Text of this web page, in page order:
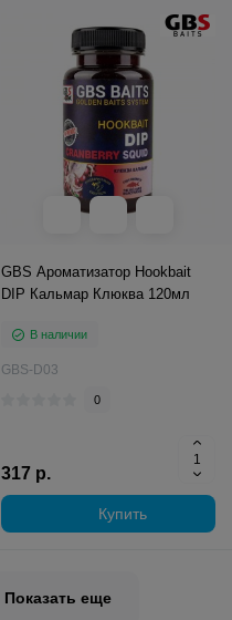
GBS Ароматизатор Hookbait
DIP Кальмар Клюква 120мл
В наличии
GBS-D03
0
317 р.
Купить
Показать еще